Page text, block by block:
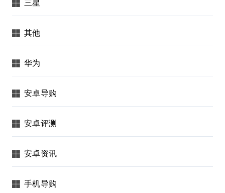
三星
其他
华为
安卓导购
安卓评测
安卓资讯
手机导购